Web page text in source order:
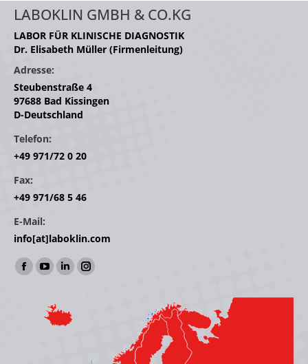
LABOKLIN GMBH & CO.KG
LABOR FÜR KLINISCHE DIAGNOSTIK
Dr. Elisabeth Müller (Firmenleitung)
Adresse:
Steubenstraße 4
97688 Bad Kissingen
D-Deutschland
Telefon:
+49 971/72 0 20
Fax:
+49 971/68 5 46
E-Mail:
info[at]laboklin.com
Finden Sie uns auf:
Facebook
opens
YouTube
opens
in
Linkedin
opens
in
Instagram